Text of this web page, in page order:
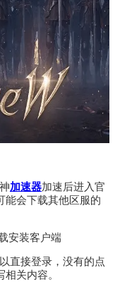
加速器加速后进入官
能会下载其他区服的
安装客户端
直接登录，没有的点
关内容。